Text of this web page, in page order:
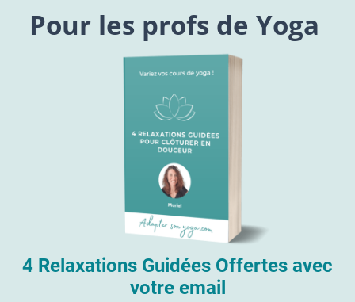
Pour les profs de Yoga
4 Relaxations Guidées Offertes avec
votre email